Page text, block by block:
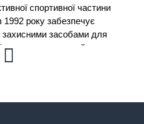
спортивної частини
року забезпечує
захисними засобами для
гелями, лосьйонами та